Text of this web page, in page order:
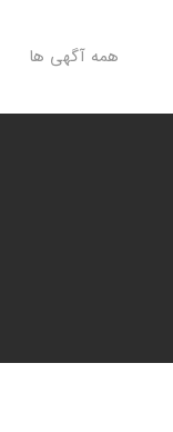
همه آگهی ها